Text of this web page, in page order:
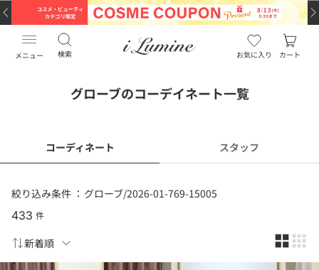
メニュー 検索 お気に入り カート
グローブのコーデイネート一覧
コーディネート スタッフ
絞り込み条件 ： グローブ/2026-01-769-15005
433 件